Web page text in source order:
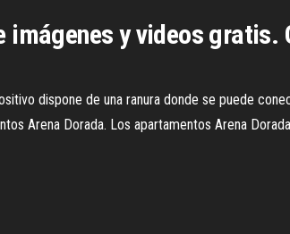
imágenes y videos
dispone de una ranura donde se puede
Arena Dorada. Los apartamentos Arena